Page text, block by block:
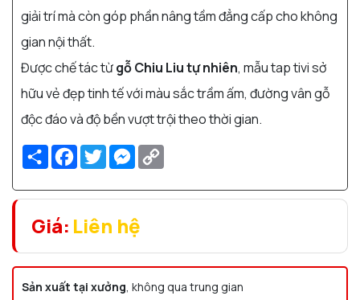
giải trí mà còn góp phần nâng tầm đẳng cấp cho không
gian nội thất.
Được chế tác từgỗ Chiu Liu tự nhiên, mẫu tap tivi sở
hữu vẻ đẹp tinh tế với màu sắc trầm ấm, đường vân gỗ
độc đáo và độ bền vượt trội theo thời gian.
Share Facebook
TwitterMessenger
Giá: Liên hệ
Sản xuất tại xưởng, không qua trung gian